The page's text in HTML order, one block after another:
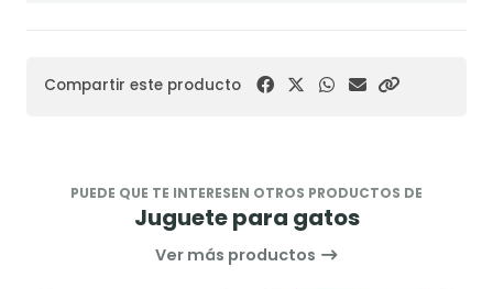
Compartir este producto
PUEDE QUE TE INTERESEN OTROS PRODUCTOS DE
Juguete para gatos
Ver más productos